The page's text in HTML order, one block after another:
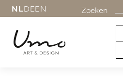
NLDEEN Zoeken